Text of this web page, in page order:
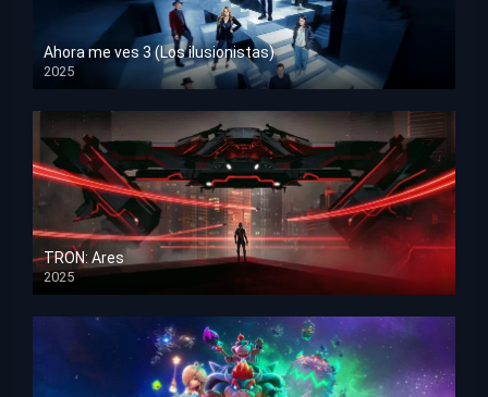
Ahora me ves 3 (Los ilusionistas)
2025
HD 1080p
TRON: Ares
2025
HD 1080p